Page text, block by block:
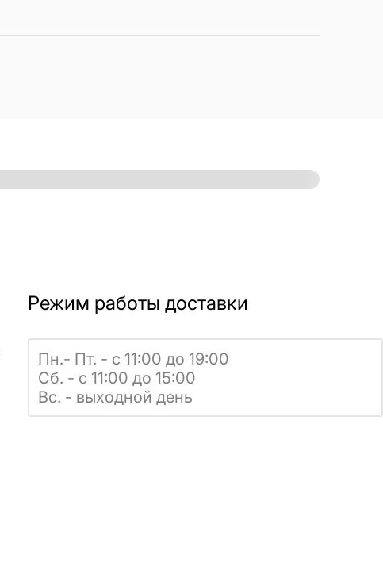
Режим работы доставки
Пн.- Пт. - с 11:00 до 19:00
Сб. - с 11:00 до 15:00
Вс. - выходной день